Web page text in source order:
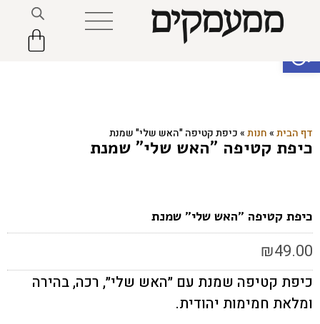
פתח סרגל נגישות
דף הבית»חנות»כיפת קטיפה "האש שלי" שמנת
כיפת קטיפה "האש שלי" שמנת
כיפת קטיפה "האש שלי" שמנת
₪49.00
כיפת קטיפה שמנת עם ״האש שלי״, רכה, בהירה
ומלאת חמימות יהודית.